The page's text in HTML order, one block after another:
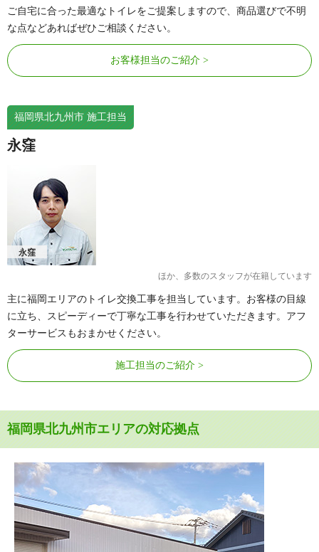
ヤ行 柳崎町、山手町、山ノ堂町、百合野町、用勺町
ワ行 和田町
ご自宅に合った最適なトイレをご提案しますので、商品選びで不明
な点などあればぜひご相談ください。
お客様担当のご紹介
福岡県北九州市 施工担当
永窪
永窪
ほか、多数のスタッフが在籍しています
主に福岡エリアのトイレ交換工事を担当しています。お客様の目線
に立ち、スピーディーで丁寧な工事を行わせていただきます。アフ
ターサービスもおまかせください。
施工担当のご紹介
福岡県北九州市エリアの対応拠点